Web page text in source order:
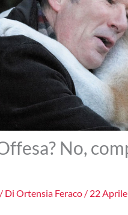
No,
Di Ortensia Feraco / 22